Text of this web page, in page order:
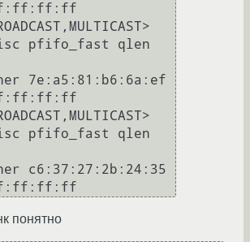
pfifo_fast qlen
7e:a5:81:b6:6a:ef
pfifo_fast qlen
c6:37:27:2b:24:35
понятно